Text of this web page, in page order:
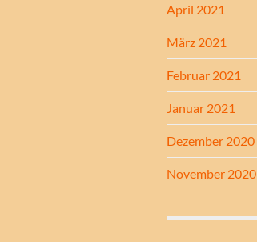
April 2021
März 2021
Februar 2021
Januar 2021
Dezember 2020
November 2020